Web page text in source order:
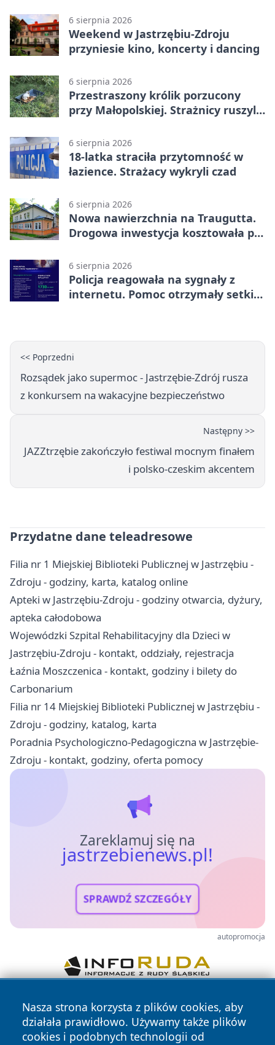
6 sierpnia 2026
Weekend w Jastrzębiu-Zdroju
przyniesie kino, koncerty i dancing
6 sierpnia 2026
Przestraszony królik porzucony
przy Małopolskiej. Strażnicy ruszyli
6 sierpnia 2026
18-latka straciła przytomność w
łazience. Strażacy wykryli czad
6 sierpnia 2026
Nowa nawierzchnia na Traugutta.
Drogowa inwestycja kosztowała pół
6 sierpnia 2026
Policja reagowała na sygnały z
internetu. Pomoc otrzymały setki
<< Poprzedni
Rozsądek jako supermoc - Jastrzębie-Zdrój rusza
z konkursem na wakacyjne bezpieczeństwo
Następny >>
JAZZtrzębie zakończyło festiwal mocnym finałem
i polsko-czeskim akcentem
Przydatne dane teleadresowe
Filia nr 1 Miejskiej Biblioteki Publicznej w Jastrzębiu -
Zdroju - godziny, karta, katalog online
Apteki w Jastrzębiu-Zdroju - godziny otwarcia, dyżury,
apteka całodobowa
Wojewódzki Szpital Rehabilitacyjny dla Dzieci w
Jastrzębiu-Zdroju - kontakt, oddziały, rejestracja
Łaźnia Moszczenica - kontakt, godziny i bilety do
Carbonarium
Filia nr 14 Miejskiej Biblioteki Publicznej w Jastrzębiu -
Zdroju - godziny, katalog, karta
Poradnia Psychologiczno-Pedagogiczna w Jastrzębie-
Zdroju - kontakt, godziny, oferta pomocy
Zareklamuj się na
jastrzebienews.pl!
SPRAWDŹ SZCZEGÓŁY
autopromocja
Nasza strona korzysta z plików cookies, aby
działała prawidłowo. Używamy także plików
cookies i podobnych technologii od